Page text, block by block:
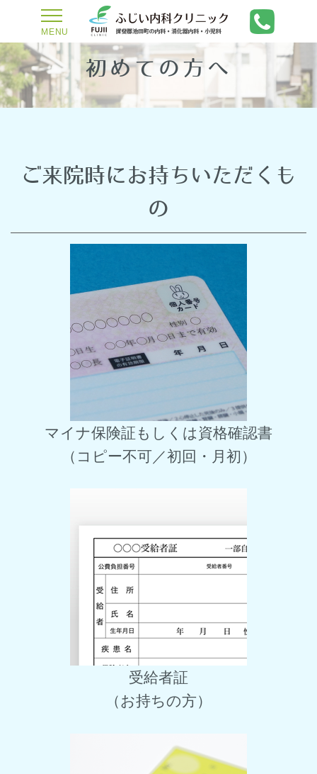
toggle
navigation
MENU
初めての方へ
ご来院時にお持ちいただくも
の
マイナ保険証もしくは資格確認書
（コピー不可／初回・月初）
受給者証
（お持ちの方）